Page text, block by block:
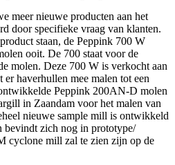
meer nieuwe producten aan het
door specifieke vraag van klanten.
staan, de Peppink 700 W
ooit. De 700 staat voor de
molen. Deze 700 W is verkocht aan
haverhullen mee malen tot een
Peppink 200AN-D molen
in Zaandam voor het malen van
nieuwe sample mill is ontwikkeld
bevindt zich nog in prototype/
cyclone mill zal te zien zijn op de